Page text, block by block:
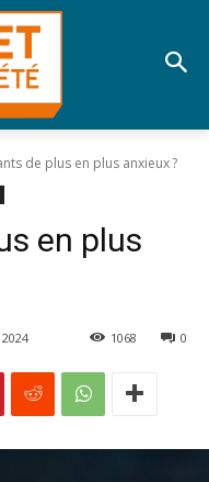
de plus en plus anxieux ?
en plus
0
1068